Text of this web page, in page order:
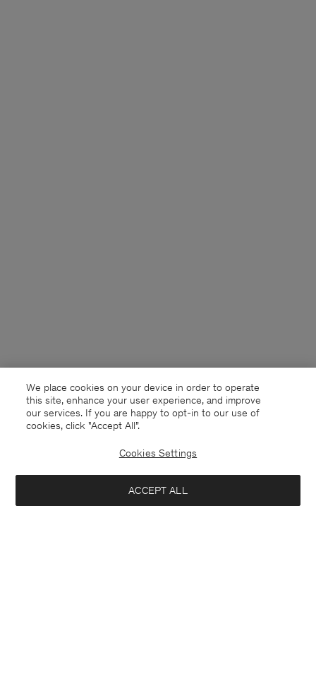
Sweden Svenska
We place cookies on your device in order to operate
this site, enhance your user experience, and improve
our services. If you are happy to opt-in to our use of
cookies, click "Accept All”.
Cookies Settings
ACCEPT ALL